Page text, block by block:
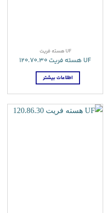
UF هسته فریت
UF هسته فریت 120.70.30
اطلاعات بیشتر